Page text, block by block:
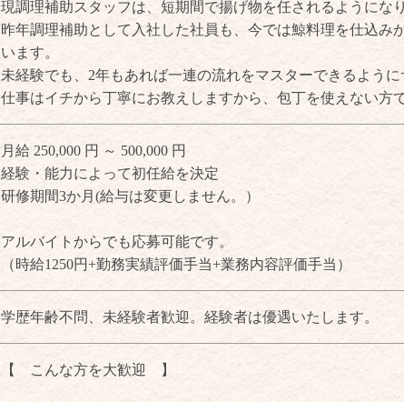
現調理補助スタッフは、短期間で揚げ物を任されるようにな
昨年調理補助として入社した社員も、今では鯨料理を仕込み
います。
未経験でも、2年もあれば一連の流れをマスターできるように
仕事はイチから丁寧にお教えしますから、包丁を使えない方
月給 250,000 円 ～ 500,000 円
経験・能力によって初任給を決定
研修期間3か月(給与は変更しません。）
アルバイトからでも応募可能です。
（時給1250円+勤務実績評価手当+業務内容評価手当）
学歴年齢不問、未経験者歓迎。経験者は優遇いたします。
【 こんな方を大歓迎 】